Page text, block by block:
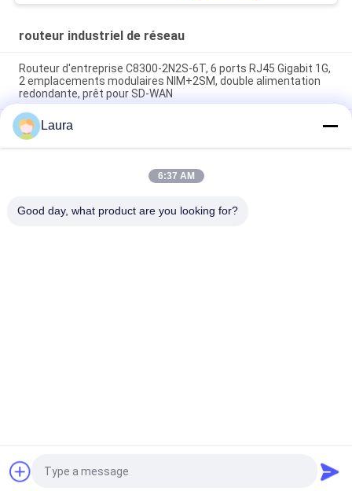
routeur industriel de réseau
Routeur d'entreprise C8300-2N2S-6T, 6 ports RJ45 Gigabit 1G,
2 emplacements modulaires NIM+2SM, double alimentation
redondante, prêt pour SD-WAN
ISR4431 K9 Services intégrés routeur réseau Gigabit Ethernet
prêt à être mis à jour
Routeur d'entreprise C8300-2N2S-6T, 6 ports RJ45 Gigabit 1G,
2 emplacements modulaires NIM+2SM, double alimentation
Demandez un devis
Laura
6:37 AM
Good day, what product are you looking for?